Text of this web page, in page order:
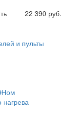
22 390 руб.
и пульты
нагрева